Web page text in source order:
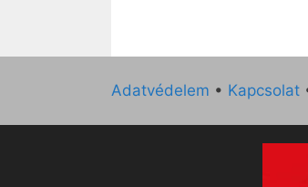
Adatvédelem • Kapcsolat